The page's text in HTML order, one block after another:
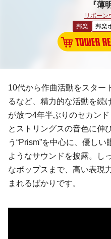
『薄
リボーン
邦楽
邦楽
10代から作曲活動をスター
るなど、精力的な活動を続
が放つ4年半ぶりのセカン
とストリングスの音色に伸
う“Prism”を中心に、優し
ようなサウンドを披露。し
なポップスまで、高い表現
まれるばかりです。